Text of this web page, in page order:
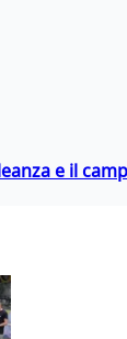
e il